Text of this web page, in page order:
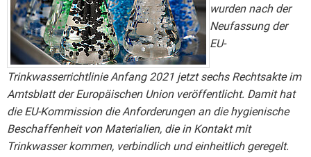
wurden nach der
Neufassung der
EU-
Trinkwasserrichtlinie Anfang 2021 jetzt sechs Rechtsakte im
Amtsblatt der Europäischen Union veröffentlicht. Damit hat
die EU-Kommission die Anforderungen an die hygienische
Beschaffenheit von Materialien, die in Kontakt mit
Trinkwasser kommen, verbindlich und einheitlich geregelt.